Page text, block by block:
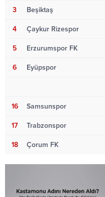
3 Beşiktaş
4 Çaykur Rizespor
5 Erzurumspor FK
6 Eyüpspor
16 Samsunspor
17 Trabzonspor
18 Çorum FK